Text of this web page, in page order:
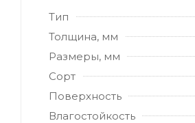
Тип
Толщина, мм
Размеры, мм
Сорт
Поверхность
Влагостойкость